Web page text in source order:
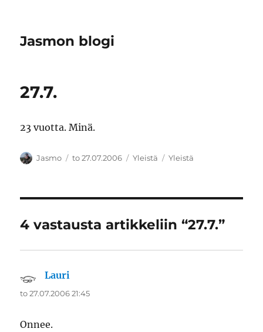
Jasmon blogi
27.7.
23 vuotta. Minä.
Kirjoittaja
Jasmo Julkaistu
to 27.07.2006 Kategoriat
Yleistä Avainsanat
Yleistä
4 vastausta artikkeliin “27.7.”
Lauri
to 27.07.2006 21:45
Onnee.